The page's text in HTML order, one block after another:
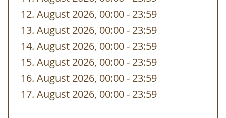
sich gerne an uns, wir vermitteln Sie weiter.
Öffentliche Verkehrsmittel
Österreiche Bundesbahn: www.oebb.at
Verbundlinie Auskunft:www.verbundlinie.at
Reisen Sie zu unseren Veranstaltungen,
12. August 2026, 00:00- bis
23:59
13. August 2026, 00:00- bis
23:59
14. August 2026, 00:00- bis
23:59
15. August 2026, 00:00- bis
23:59
16. August 2026, 00:00- bis
23:59
17. August 2026, 00:00- bis
23:59